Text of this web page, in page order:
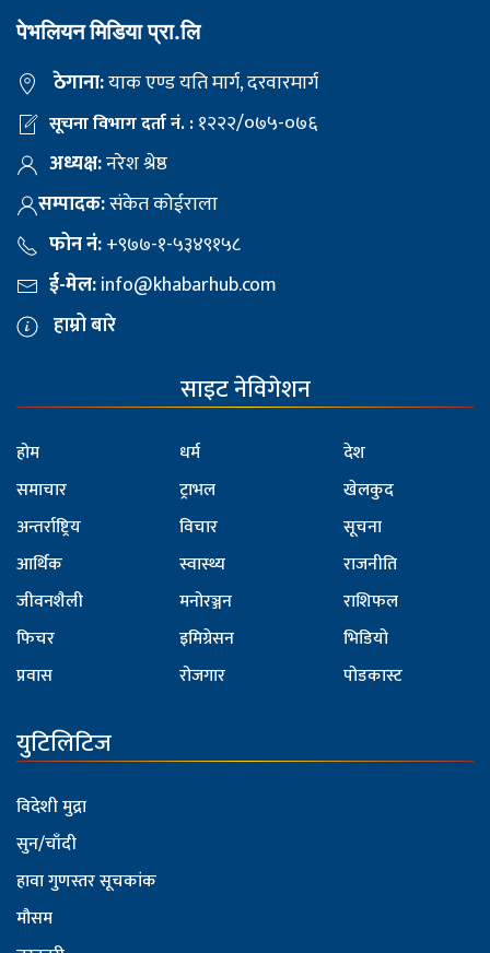
पेभलियन मिडिया प्रा.लि
ठेगाना:याक एण्ड यति मार्ग, दरवारमार्ग
सूचना विभाग दर्ता नं. :१२२२/०७५-०७६
अध्यक्ष:नरेश श्रेष्ठ
सम्पादक:संकेत कोईराला
फोन नं:+९७७-१-५३४९१५८
ई-मेल:info@khabarhub.com
हाम्रो बारे
साइट नेविगेशन
होम
समाचार
अन्तर्राष्ट्रिय
आर्थिक
जीवनशैली
फिचर
प्रवास
धर्म
ट्राभल
विचार
स्वास्थ्य
मनोरञ्जन
इमिग्रेसन
रोजगार
देश
खेलकुद
सूचना
राजनीति
राशिफल
भिडियो
पोडकास्ट
युटिलिटिज
विदेशी मुद्रा
सुन/चाँदी
हावा गुणस्तर सूचकांक
मौसम